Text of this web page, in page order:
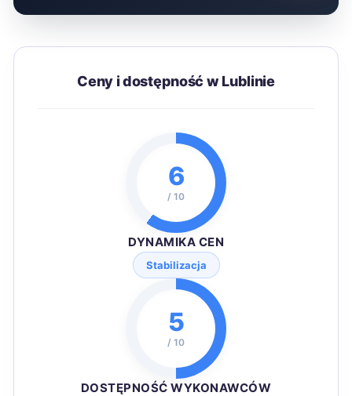
Ceny i dostępność w Lublinie
6
/ 10
DYNAMIKA CEN
Stabilizacja
5
/ 10
DOSTĘPNOŚĆ WYKONAWCÓW